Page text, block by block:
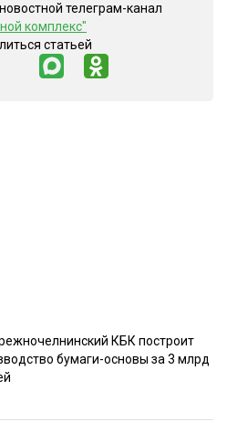
телеграм-канал
комплекс"
статьей
КБК построит
бумаги-основы за 3 млрд